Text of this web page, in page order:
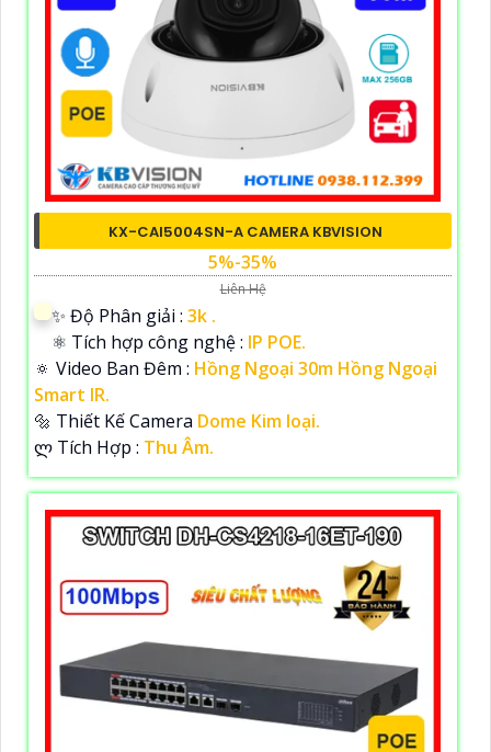
KX-CAI5004SN-A CAMERA KBVISION
5%-35%
Liên Hệ
✨ Độ Phân giải : 3k .
⚛️ Tích hợp công nghệ : IP POE.
🔅 Video Ban Đêm : Hồng Ngoại 30m Hồng Ngoại
Smart IR.
🔩 Thiết Kế Camera Dome Kim loại.
️ლ Tích Hợp : Thu Âm.